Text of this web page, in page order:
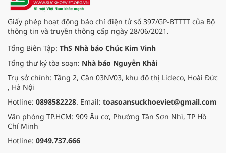
Giấy phép hoạt động báo chí điện tử số 397/GP-BTTTT của Bộ
thông tin và truyền thông cấp ngày 28/06/2021.
Tổng Biên Tập: ThS Nhà báo Chúc Kim Vinh
Tổng thư ký tòa soạn: Nhà báo Nguyễn Khải
Trụ sở chính: Tầng 2, Căn 03NV03, khu đô thị Lideco, Hoài Đức
, Hà Nội
Hotline: 0898582228. Email: toasoansuckhoeviet@gmail.com
Văn phòng TP.HCM: 909 Âu cơ, Phường Tân Sơn Nhì, TP Hồ
Chí Minh
Hotline: 0949.737.666